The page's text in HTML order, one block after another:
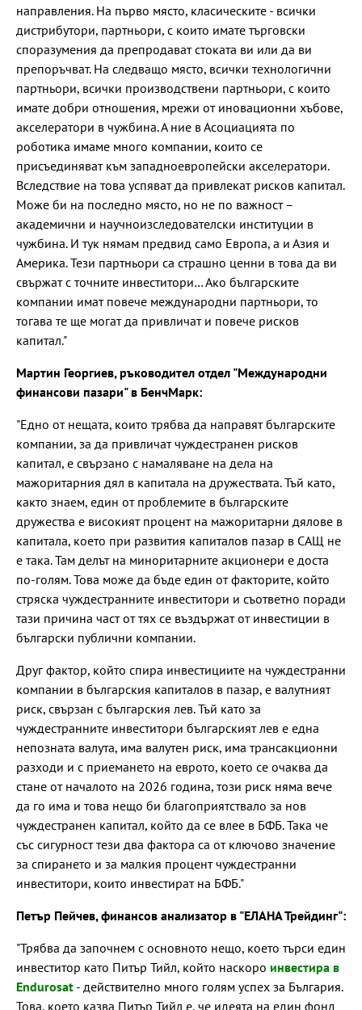
направления. На първо място, класическите - всички
дистрибутори, партньори, с които имате търговски
споразумения да препродават стоката ви или да ви
препоръчват. На следващо място, всички технологични
партньори, всички производствени партньори, с които
имате добри отношения, мрежи от иновационни хъбове,
акселератори в чужбина. А ние в Асоциацията по
роботика имаме много компании, които се
присъединяват към западноевропейски акселератори.
Вследствие на това успяват да привлекат рисков капитал.
Може би на последно място, но не по важност –
академични и научноизследователски институции в
чужбина. И тук нямам предвид само Европа, а и Азия и
Америка. Тези партньори са страшно ценни в това да ви
свържат с точните инвеститори… Ако българските
компании имат повече международни партньори, то
тогава те ще могат да привличат и повече рисков
капитал."
Мартин Георгиев, ръководител отдел "Международни
финансови пазари" в БенчМарк:
"Едно от нещата, които трябва да направят българските
компании, за да привличат чуждестранен рисков
капитал, е свързано с намаляване на дела на
мажоритарния дял в капитала на дружествата. Тъй като,
както знаем, един от проблемите в българските
дружества е високият процент на мажоритарни дялове в
капитала, което при развития капиталов пазар в САЩ не
е така. Там делът на миноритарните акционери е доста
по-голям. Това може да бъде един от факторите, който
стряска чуждестранните инвеститори и съответно поради
тази причина част от тях се въздържат от инвестиции в
български публични компании.
Друг фактор, който спира инвестициите на чуждестранни
компании в българския капиталов в пазар, е валутният
риск, свързан с българския лев. Тъй като за
чуждестранните инвеститори българският лев е една
непозната валута, има валутен риск, има трансакционни
разходи и с приемането на еврото, което се очаква да
стане от началото на 2026 година, този риск няма вече
да го има и това нещо би благоприятствало за нов
чуждестранен капитал, който да се влее в БФБ. Така че
със сигурност тези два фактора са от ключово значение
за спирането и за малкия процент чуждестранни
инвеститори, които инвестират на БФБ."
Петър Пейчев, финансов анализатор в "ЕЛАНА Трейдинг":
"Трябва да започнем с основното нещо, което търси един
инвеститор като Питър Тийл, който наскоро инвестира в
Endurosat - действително много голям успех за България.
Това, което казва Питър Тийл е, че идеята на един фонд